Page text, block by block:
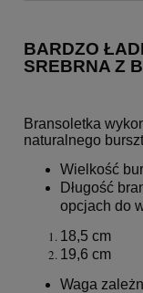
BARDZO
SREBRNA Z
Bransoletka
naturalnego
Wielkość
Długość
opcjach do
18,5 cm
19,6 cm
Waga